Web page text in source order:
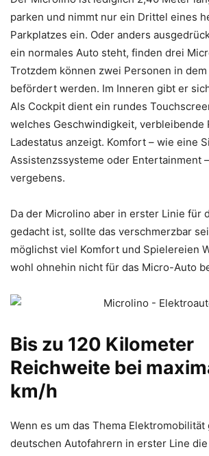
parken und nimmt nur ein Drittel eines
Parkplatzes ein. Oder anders
ein normales Auto steht, finden drei
Trotzdem können zwei Personen in dem
befördert werden. Im Inneren gibt er
Als Cockpit dient ein rundes
welches Geschwindigkeit, verbleibende
Ladestatus anzeigt. Komfort – wie eine
Assistenzssysteme oder Entertainment
vergebens.
Da der Microlino aber in erster Linie für
gedacht ist, sollte das verschmerzbar
möglichst viel Komfort und Spielereien
wohl ohnehin nicht für das Micro-Auto
Bis zu 120 Kilometer
Reichweite bei
km/h
Wenn es um das Thema
deutschen Autofahrern in erster Line